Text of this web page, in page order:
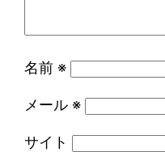
名前 ※
メール ※
サイト